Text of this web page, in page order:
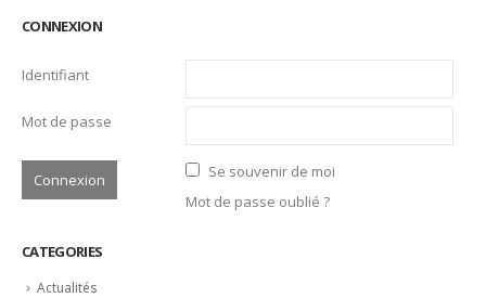
CONNEXION
Identifiant
Mot de passe
Se souvenir de moi
Mot de passe oublié ?
CATEGORIES
Actualités